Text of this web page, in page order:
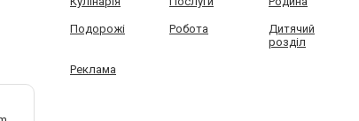
Подорожі Робота
Дитячий
розділ
Реклама